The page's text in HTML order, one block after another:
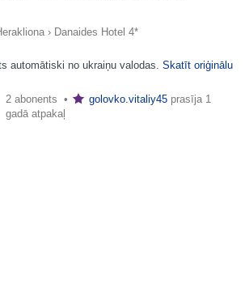
› Danaides Hotel 4*
automātiski no ukraiņu valodas. Skatīt oriģinālu
2 abonents • golovko.vitaliy45 prasīja 1
gadā atpakaļ